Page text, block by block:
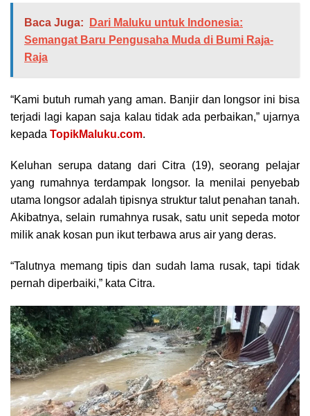
Baca Juga:
Dari Maluku untuk Indonesia:
Semangat Baru Pengusaha Muda di Bumi Raja-
Raja
“Kami butuh rumah yang aman. Banjir dan longsor ini bisa
terjadi lagi kapan saja kalau tidak ada perbaikan,” ujarnya
kepada TopikMaluku.com.
Keluhan serupa datang dari Citra (19), seorang pelajar
yang rumahnya terdampak longsor. Ia menilai penyebab
utama longsor adalah tipisnya struktur talut penahan tanah.
Akibatnya, selain rumahnya rusak, satu unit sepeda motor
milik anak kosan pun ikut terbawa arus air yang deras.
“Talutnya memang tipis dan sudah lama rusak, tapi tidak
pernah diperbaiki,” kata Citra.